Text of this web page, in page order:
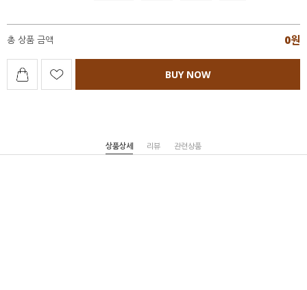
총 상품 금액 0원
BUY NOW
상품상세 리뷰 관련상품